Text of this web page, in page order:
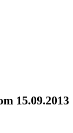
15.09.2013